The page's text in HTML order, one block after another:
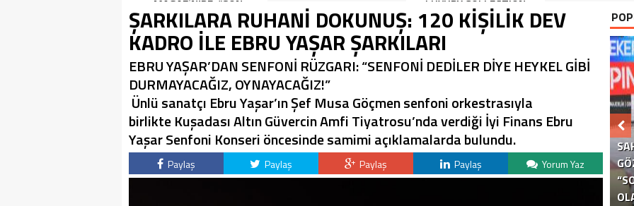
MAGAZİN’DE: “SON
ASSOLİST OLARAK VAR
OLACAĞIM!”
LUXURY COLLECTION
BODRUM’DA KUTLADI
ŞARKILARA RUHANİ DOKUNUŞ: 120 KİŞİLİK DEV
KADRO İLE EBRU YAŞAR ŞARKILARI
EBRU YAŞAR’DAN SENFONİ RÜZGARI: “SENFONİ DEDİLER DİYE HEYKEL GİBİ
DURMAYACAĞIZ, OYNAYACAĞIZ!”
Ünlü sanatçı Ebru Yaşar’ın Şef Musa Göçmen senfoni orkestrasıyla
birlikte Kuşadası Altın Güvercin Amfi Tiyatrosu’nda verdiği İyi Finans Ebru
Yaşar Senfoni Konseri öncesinde samimi açıklamalarda bulundu.
Paylaş Paylaş Paylaş Paylaş Yorum Yaz